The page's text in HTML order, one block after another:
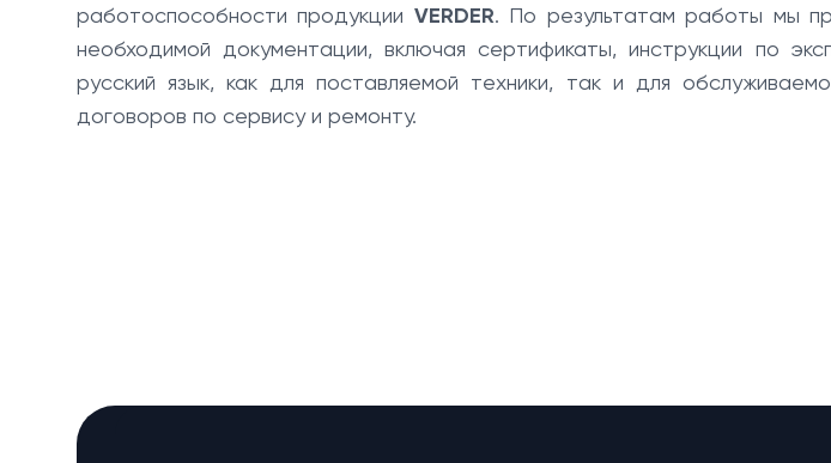
работоспособности продукции VERDER. По результатам работы мы
необходимой документации, включая сертификаты, инструкции по
русский язык, как для поставляемой техники, так и для
договоров по сервису и ремонту.